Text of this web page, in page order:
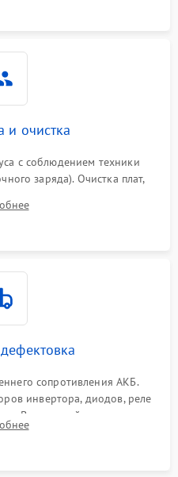
и очистка
с соблюдением техники
заряда). Очистка плат,
перегрева и замыканий.
сопротивления АКБ.
инвертора, диодов, реле
Визуальный поиск вздутых
на печатной плате.